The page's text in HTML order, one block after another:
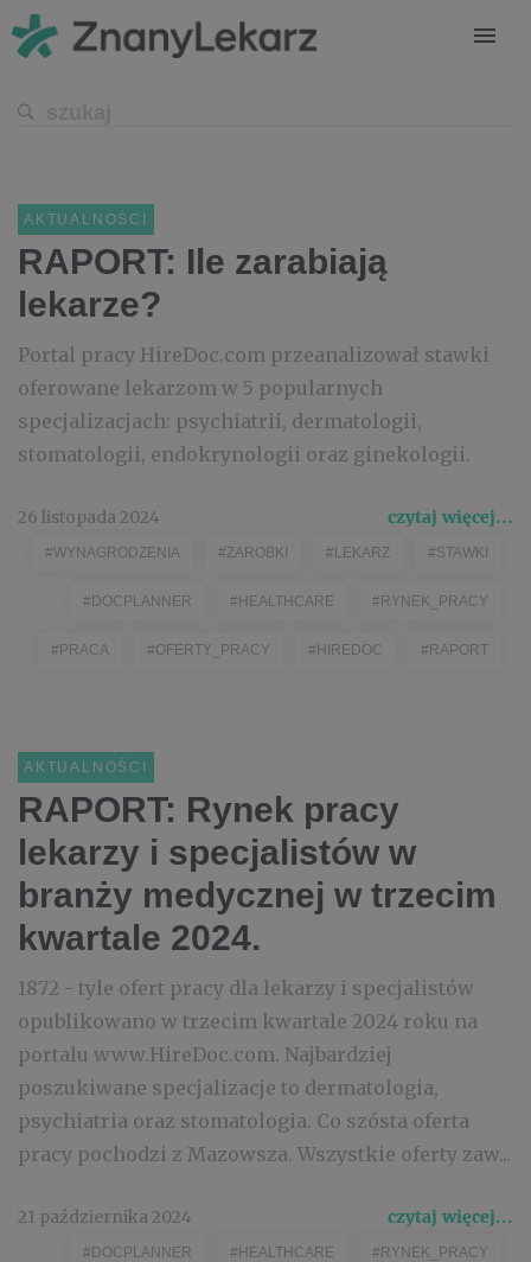
AKTUALNOŚCI
RAPORT: Ile zarabiają
lekarze?
Portal pracy HireDoc.com przeanalizował stawki
oferowane lekarzom w 5 popularnych
specjalizacjach: psychiatrii, dermatologii,
stomatologii, endokrynologii oraz ginekologii.
26 listopada 2024 czytaj więcej...
#WYNAGRODZENIA #ZAROBKI #LEKARZ #STAWKI
#DOCPLANNER #HEALTHCARE #RYNEK_PRACY
#PRACA #OFERTY_PRACY #HIREDOC #RAPORT
AKTUALNOŚCI
RAPORT: Rynek pracy
lekarzy i specjalistów w
branży medycznej w trzecim
kwartale 2024.
1872 - tyle ofert pracy dla lekarzy i specjalistów
opublikowano w trzecim kwartale 2024 roku na
portalu www.HireDoc.com. Najbardziej
poszukiwane specjalizacje to dermatologia,
psychiatria oraz stomatologia. Co szósta oferta
pracy pochodzi z Mazowsza. Wszystkie oferty zaw...
21 października 2024 czytaj więcej...
#DOCPLANNER #HEALTHCARE #RYNEK_PRACY